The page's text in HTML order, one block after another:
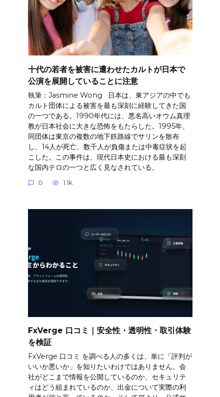
十代の若者を被害に遭わせたカルトが日本で
公演を展開していることに注意
執筆：Jasmine Wong 日本は、東アジアの中でも
カルト団体による被害を最も深刻に経験してきた国
の一つである。1990年代には、悪名高いオウム真理
教が日本社会に大きな恐怖をもたらした。1995年、
同団体は東京の複数の地下鉄路線でサリンを散布
し、14人が死亡、数千人が負傷または中毒症状を起
こした。この事件は、現代日本史における最も深刻
な国内テロの一つと広く見なされている。
0 1.1k.
FxVerge 口コミ｜安全性・透明性・取引体験
を検証
FxVerge 口コミ を調べる人の多くは、単に「評判が
いいか悪いか」を知りたいわけではありません。会
社がどこまで情報を公開しているのか、セキュリテ
ィはどう組まれているのか、出金について実際の利